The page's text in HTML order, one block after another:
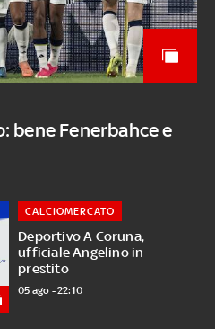
bene Fenerbahce e
Deportivo A Coruna,
ufficiale Angelino in
prestito
CALCIOMERCATO
05 ago - 22:10